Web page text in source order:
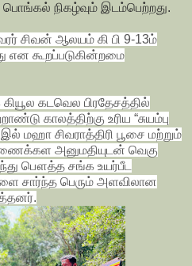
நிகழ்வும் இடம்பெற்றது.
சிவன் ஆலயம் கி பி 9-13ம்
என கூறப்படுகின்றமை
கடவெல பிரதேசத்தில்
காலத்திற்கு உரிய “சுயம்பு
மஹா சிவராத்திரி பூசை மற்றும்
அனுமதியுடன் வெகு
பௌத்த சங்க உயர்பீட
சார்ந்த பெரும் அளவிலான